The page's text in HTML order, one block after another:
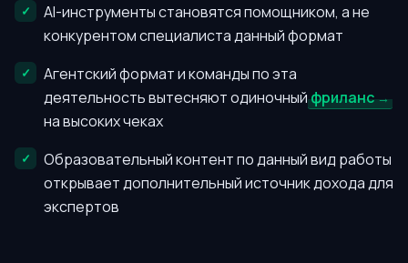
AI-инструменты становятся помощником, а не
конкурентом специалиста данный формат
Агентский формат и команды по эта
деятельность вытесняют одиночныйфриланс
на высоких чеках
Образовательный контент по данный вид работы
открывает дополнительный источник дохода для
экспертов